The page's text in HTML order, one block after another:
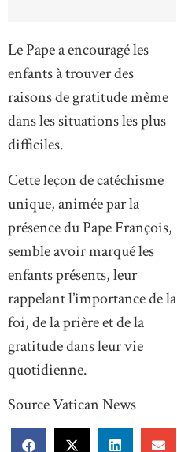
Le Pape a encouragé les
enfants à trouver des
raisons de gratitude même
dans les situations les plus
difficiles.
Cette leçon de catéchisme
unique, animée par la
présence du Pape François,
semble avoir marqué les
enfants présents, leur
rappelant l’importance de la
foi, de la prière et de la
gratitude dans leur vie
quotidienne.
Source Vatican News